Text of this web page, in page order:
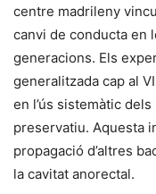
centre madrileny
canvi de conducta en
generacions. Els
generalitzada cap al
en l’ús sistemàtic
preservatiu. Aquesta
propagació d’altres
la cavitat anorectal.